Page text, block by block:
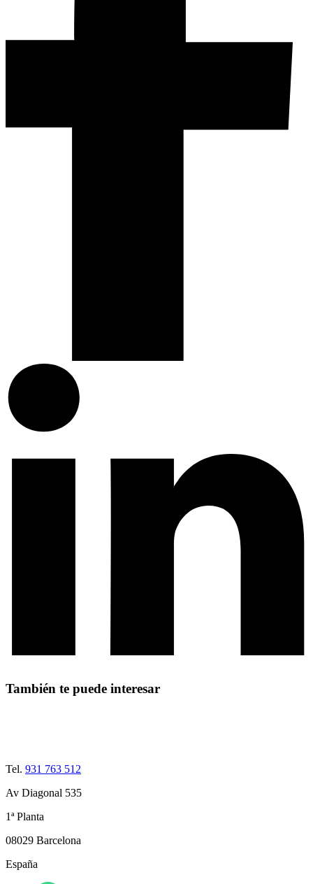
También te puede interesar
Tel. 931 763 512
Av Diagonal 535
1ª Planta
08029 Barcelona
España